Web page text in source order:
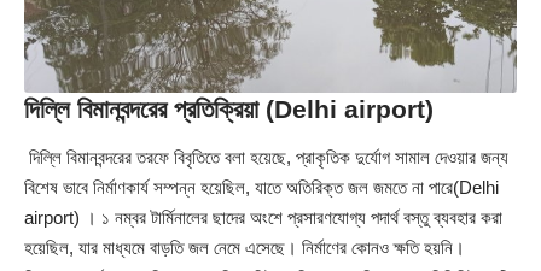
দিল্লি বিমানবন্দরের প্রতিক্রিয়া (Delhi airport)
দিল্লি বিমানবন্দরের তরফে বিবৃতিতে বলা হয়েছে, প্রাকৃতিক দুর্যোগ সামাল দেওয়ার জন্য
বিশেষ ভাবে নির্মাণকার্য সম্পন্ন হয়েছিল, যাতে অতিরিক্ত জল জমতে না পারে(Delhi
airport) । ১ নম্বর টার্মিনালের ছাদের অংশে প্রসারণযোগ্য পদার্থ বস্তু ব্যবহার করা
হয়েছিল, যার মাধ্যমে বাড়তি জল নেমে এসেছে। নির্মাণের কোনও ক্ষতি হয়নি।